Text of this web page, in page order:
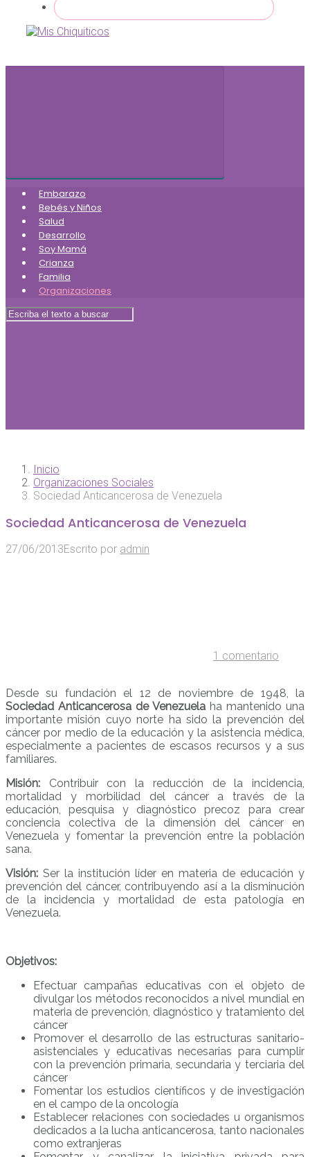
Embarazo
Bebés y Niños
Salud
Desarrollo
Soy Mamá
Crianza
Familia
Organizaciones
Inicio
Organizaciones Sociales
Sociedad Anticancerosa de Venezuela
Sociedad Anticancerosa de Venezuela
27/06/2013Escrito por admin
1 comentario
Desde su fundación el 12 de noviembre de 1948, la
Sociedad Anticancerosa de Venezuela ha mantenido una
importante misión cuyo norte ha sido la prevención del
cáncer por medio de la educación y la asistencia médica,
especialmente a pacientes de escasos recursos y a sus
familiares.
Misión: Contribuir con la reducción de la incidencia,
mortalidad y morbilidad del cáncer a través de la
educación, pesquisa y diagnóstico precoz para crear
conciencia colectiva de la dimensión del cáncer en
Venezuela y fomentar la prevención entre la población
sana.
Visión: Ser la institución líder en materia de educación y
prevención del cáncer, contribuyendo así a la disminución
de la incidencia y mortalidad de esta patología en
Venezuela.
Objetivos:
Efectuar campañas educativas con el objeto de
divulgar los métodos reconocidos a nivel mundial en
materia de prevención, diagnóstico y tratamiento del
cáncer
Promover el desarrollo de las estructuras sanitario-
asistenciales y educativas necesarias para cumplir
con la prevención primaria, secundaria y terciaria del
cáncer
Fomentar los estudios científicos y de investigación
en el campo de la oncología
Establecer relaciones con sociedades u organismos
dedicados a la lucha anticancerosa, tanto nacionales
como extranjeras